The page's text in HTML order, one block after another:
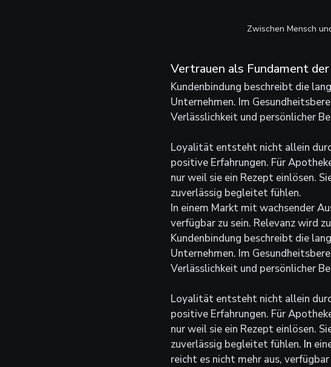
Zwischen Mensch
Vertrauen als Fundament
Kundenbindung beschreibt die
Unternehmen. Im
Verlässlichkeit und persönlicher
Loyalität entsteht nicht allein
positive Erfahrungen. Für
nur weil sie ein Rezept einlösen.
zuverlässig begleitet fühlen.
In einem Markt mit wachsender
verfügbar zu sein. Relevanz wird
Kundenbindung beschreibt die
Unternehmen. Im
Verlässlichkeit und persönlicher
Loyalität entsteht nicht allein
positive Erfahrungen. Für
nur weil sie ein Rezept einlösen.
zuverlässig begleitet fühlen. In
reicht es nicht mehr aus,